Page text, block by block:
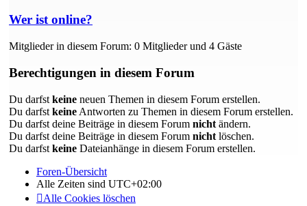
Wer ist online?
Mitglieder in diesem Forum: 0 Mitglieder und 4 Gäste
Berechtigungen in diesem Forum
Du darfst keine neuen Themen in diesem Forum erstellen.
Du darfst keine Antworten zu Themen in diesem Forum erstellen.
Du darfst deine Beiträge in diesem Forum nicht ändern.
Du darfst deine Beiträge in diesem Forum nicht löschen.
Du darfst keine Dateianhänge in diesem Forum erstellen.
Foren-Übersicht
Alle Zeiten sind UTC+02:00
Alle Cookies löschen